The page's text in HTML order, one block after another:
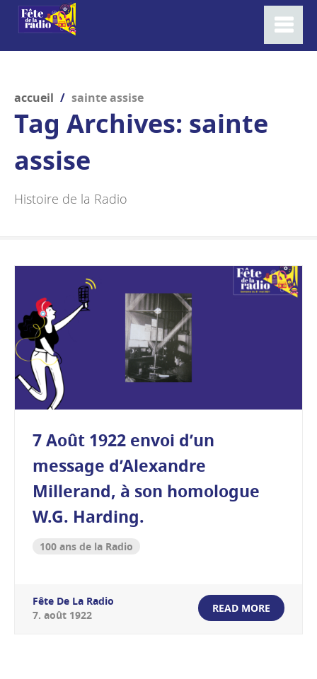
accueil / sainte assise
Tag Archives: sainte
assise
Histoire de la Radio
7 Août 1922 envoi d’un
message d’Alexandre
Millerand, à son homologue
W.G. Harding.
100 ans de la Radio
Fête De La Radio
7. août 1922
READ MORE